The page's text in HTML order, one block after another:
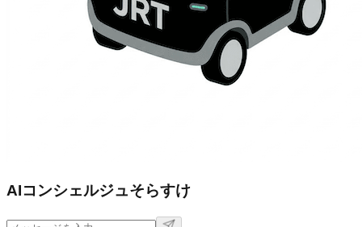
AIコンシェルジュそらすけ